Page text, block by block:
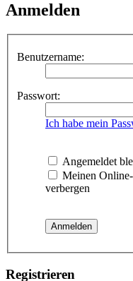
Anmelden
Benutzername:
Passwort:
Ich habe mein
Angemeldet
Meinen
verbergen
Registrieren